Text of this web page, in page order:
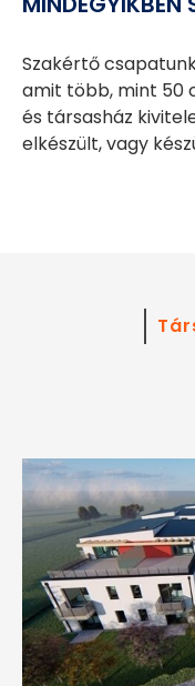
Szakértő
amit több, mint 50
és társasház
elkészült, vagy